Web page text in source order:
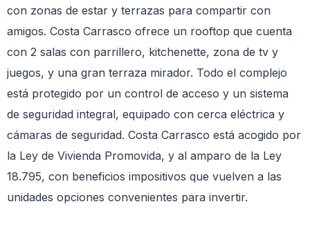
con zonas de estar y terrazas para compartir con
amigos. Costa Carrasco ofrece un rooftop que cuenta
con 2 salas con parrillero, kitchenette, zona de tv y
juegos, y una gran terraza mirador. Todo el complejo
está protegido por un control de acceso y un sistema
de seguridad integral, equipado con cerca eléctrica y
cámaras de seguridad. Costa Carrasco está acogido por
la Ley de Vivienda Promovida, y al amparo de la Ley
18.795, con beneficios impositivos que vuelven a las
unidades opciones convenientes para invertir.